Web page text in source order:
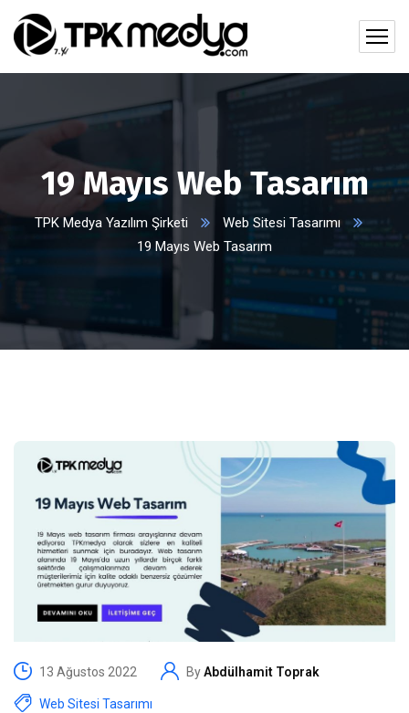
19 Mayıs Web Tasarım
TPK Medya Yazılım Şirketi
Web Sitesi Tasarımı
19 Mayıs Web Tasarım
13 Ağustos 2022 ByAbdülhamit Toprak
Web Sitesi Tasarımı